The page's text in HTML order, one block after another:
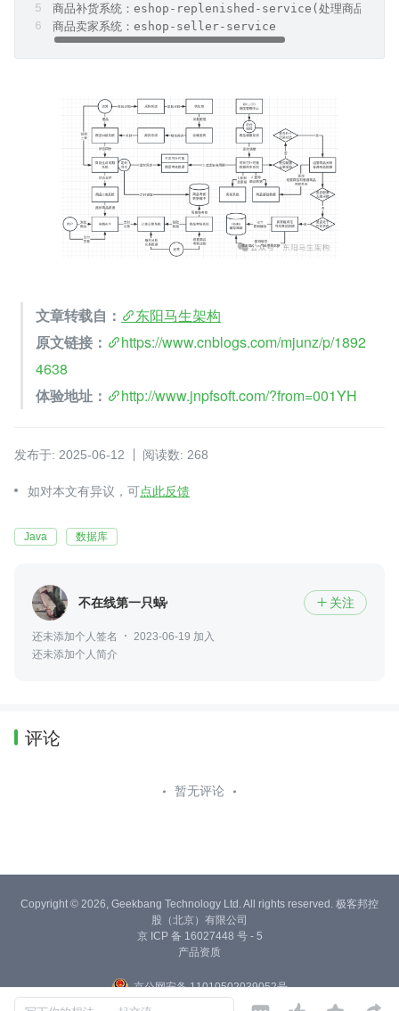
商品补货系统：eshop-replenished-service(处理商品可采
商品卖家系统：eshop-seller-service
文章转载自：
东阳马生架构
原文链接：
https://www.cnblogs.com/mjunz/p/1892
4638
体验地址：
http://www.jnpfsoft.com/?from=001YH
发布于: 2025-06-12 阅读数: 268
如对本文有异议，可点此反馈
Java 数据库
不在线第一只蜗牛  关注
还未添加个人签名
2023-06-19 加入
还未添加个人简介
评论
暂无评论
Copyright © 2026, Geekbang Technology Ltd. All rights reserved. 极客邦控
股（北京）有限公司
京 ICP 备 16027448 号 - 5
产品资质
京公网安备 11010502039052号